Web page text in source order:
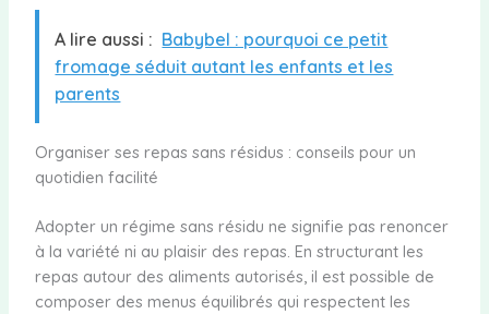
A lire aussi : Babybel : pourquoi ce petit
fromage séduit autant les enfants et les
parents
Organiser ses repas sans résidus : conseils pour un
quotidien facilité
Adopter un régime sans résidu ne signifie pas renoncer
à la variété ni au plaisir des repas. En structurant les
repas autour des aliments autorisés, il est possible de
composer des menus équilibrés qui respectent les